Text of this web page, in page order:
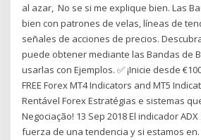
al azar, No se si me explique bien. Las
bien con patrones de velas, líneas de
señales de acciones de precios.
puede obtener mediante las Bandas de
usarlas con Ejemplos. ✅ ¡Inicie desde
FREE Forex MT4 Indicators and MT5
Rentável Forex Estratégias e sistemas
Negociação! 13 Sep 2018 El indicador
fuerza de una tendencia y si estamos